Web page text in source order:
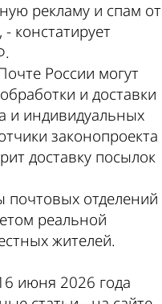
рекламу и спам от
констатирует
России могут
и доставки
и индивидуальных
законопроекта
доставку посылок
почтовых отделений
реальной
жителей.
июня 2026 года